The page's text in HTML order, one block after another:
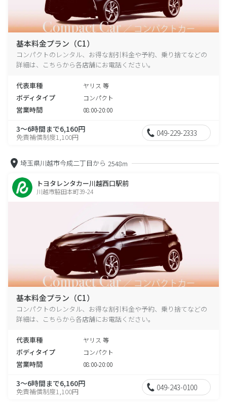
基本料金プラン（C1）
コンパクトのレンタル、お得な割引料金や予約、乗り捨てなどの
詳細は、こちらから各店舗にお電話ください。
代表車種 ヤリス 等
ボディタイプ コンパクト
営業時間 08:00-20:00
3～6時間まで6,160円
免責補償制度1,100円 049-229-2333
埼玉県川越市今成二丁目から 2548m
トヨタレンタカー川越西口駅前
川越市脇田本町39-24
基本料金プラン（C1）
コンパクトのレンタル、お得な割引料金や予約、乗り捨てなどの
詳細は、こちらから各店舗にお電話ください。
代表車種 ヤリス 等
ボディタイプ コンパクト
営業時間 08:00-20:00
3～6時間まで6,160円
免責補償制度1,100円 049-243-0100